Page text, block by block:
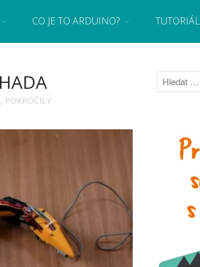
zábavnou formou! Arduino a microbit projekty,
CO JE TO ARDUINO?
, POKROČILÝ